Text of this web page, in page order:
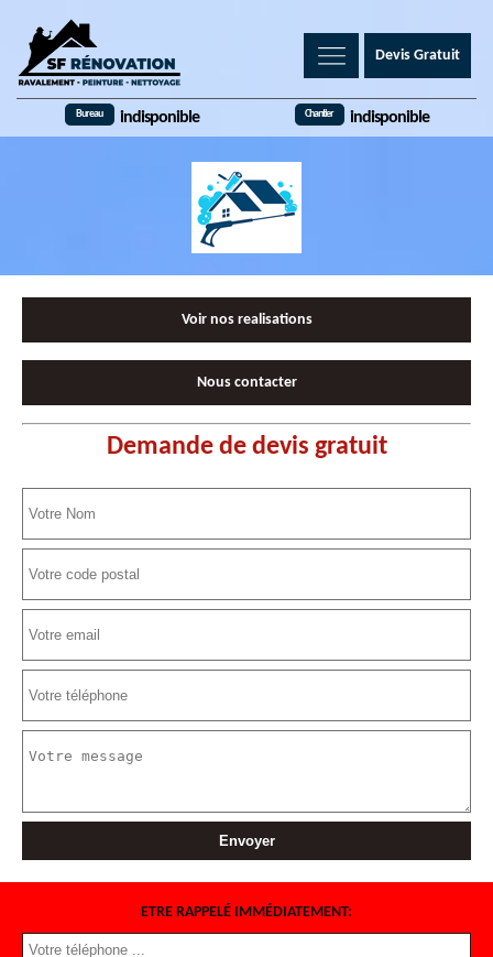
Devis Gratuit
Bureau indisponible Chantier indisponible
Voir nos realisations
Nous contacter
Demande de devis gratuit
ETRE RAPPELÉ IMMÉDIATEMENT: